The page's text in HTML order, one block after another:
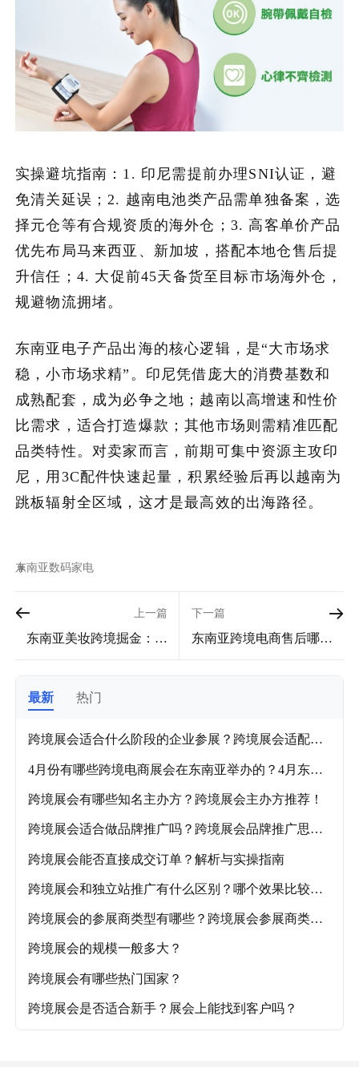
实操避坑指南：1. 印尼需提前办理SNI认证，避
免清关延误；2. 越南电池类产品需单独备案，选
择元仓等有合规资质的海外仓；3. 高客单价产品
优先布局马来西亚、新加坡，搭配本地仓售后提
升信任；4. 大促前45天备货至目标市场海外仓，
规避物流拥堵。
东南亚电子产品出海的核心逻辑，是“大市场求
稳，小市场求精”。印尼凭借庞大的消费基数和
成熟配套，成为必争之地；越南以高增速和性价
比需求，适合打造爆款；其他市场则需精准匹配
品类特性。对卖家而言，前期可集中资源主攻印
尼，用3C配件快速起量，积累经验后再以越南为
跳板辐射全区域，这才是最高效的出海路径。
东南亚数码家电
上一篇
东南亚美妆跨境掘金：锁
下一篇
东南亚跨境电商售后哪家
最新
热门
跨境展会适合什么阶段的企业参展？跨境展会适配企
4月份有哪些跨境电商展会在东南亚举办的？4月东南
跨境展会有哪些知名主办方？跨境展会主办方推荐！
跨境展会适合做品牌推广吗？跨境展会品牌推广思路
跨境展会能否直接成交订单？解析与实操指南
跨境展会和独立站推广有什么区别？哪个效果比较
跨境展会的参展商类型有哪些？跨境展会参展商类型
跨境展会的规模一般多大？
跨境展会有哪些热门国家？
跨境展会是否适合新手？展会上能找到客户吗？